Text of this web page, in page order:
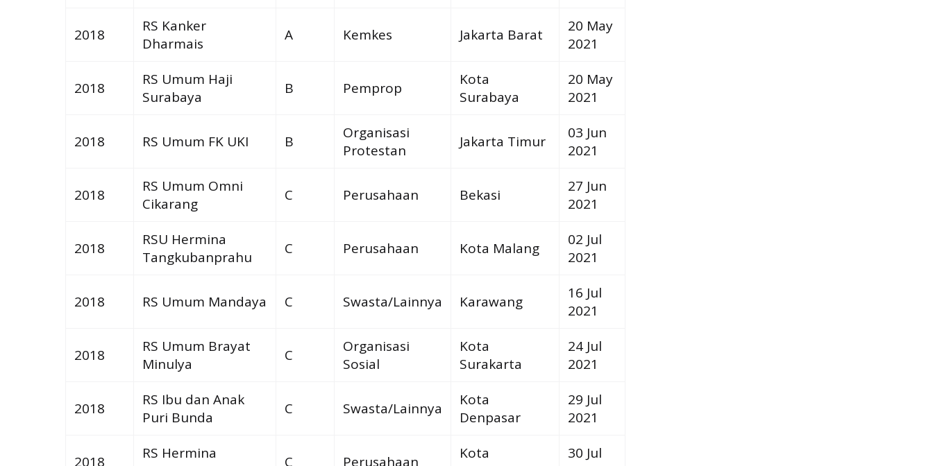
2018
RS Kanker
Dharmais
A Kemkes Jakarta Barat
20 May
2021
2018
RS Umum Haji
Surabaya
B Pemprop
Kota
Surabaya
20 May
2021
2018 RS Umum FK UKI B
Organisasi
Protestan
Jakarta Timur
03 Jun
2021
2018
RS Umum Omni
Cikarang
C Perusahaan Bekasi
27 Jun
2021
2018
RSU Hermina
Tangkubanprahu
C Perusahaan Kota Malang
02 Jul
2021
2018 RS Umum Mandaya C Swasta/Lainnya Karawang
16 Jul
2021
2018
RS Umum Brayat
Minulya
C
Organisasi
Sosial
Kota
Surakarta
24 Jul
2021
2018
RS Ibu dan Anak
Puri Bunda
C Swasta/Lainnya
Kota
Denpasar
29 Jul
2021
2018
RS Hermina
C Perusahaan
Kota
30 Jul